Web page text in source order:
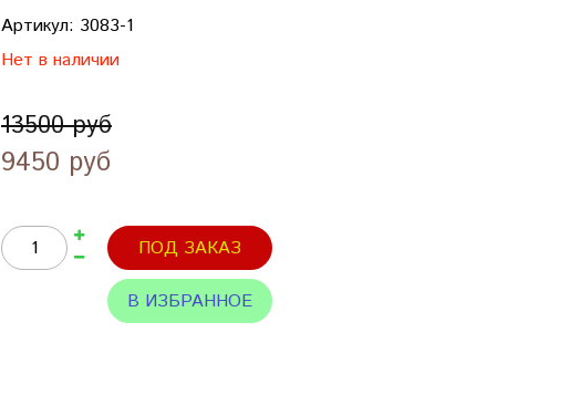
Артикул: 3083-1
Нет в наличии
13500 руб
9450 руб
ПОД ЗАКАЗ
В ИЗБРАННОЕ